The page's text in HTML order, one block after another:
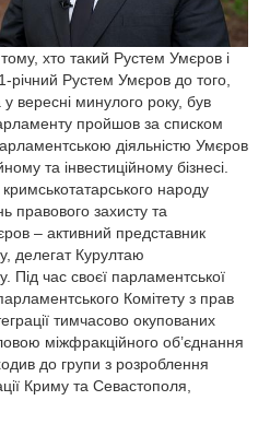
хто такий Рустем Умєров і
річний Рустем Умєров до того,
вересні минулого року, був
пройшов за списком
діяльністю Умєров
та інвестиційному бізнесі.
народу
правового захисту та
– активний представник
делегат Курултаю
Під час своєї парламентської
Комітету з прав
тимчасово окупованих
міжфракційного об’єднання
до групи з розроблення
Криму та Севастополя,